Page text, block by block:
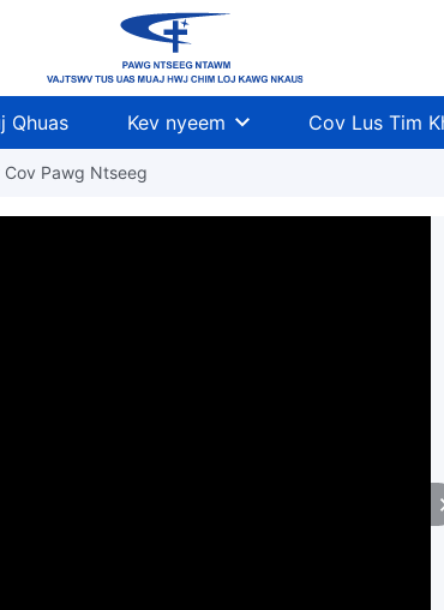
Qhuas Kev nyeem Cov Lus Tim
Cov Pawg Ntseeg